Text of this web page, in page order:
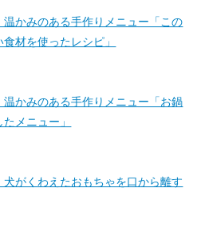
温かみのある手作りメニュー「この
材を使ったレシピ」
温かみのある手作りメニュー「お鍋
メニュー」
犬がくわえたおもちゃを口から離す